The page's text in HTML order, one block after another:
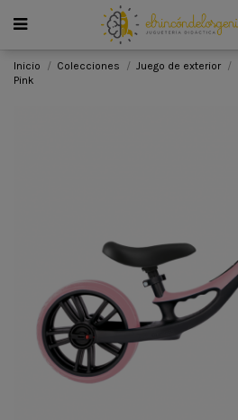
Inicio Colecciones Juego de exterior
Pink